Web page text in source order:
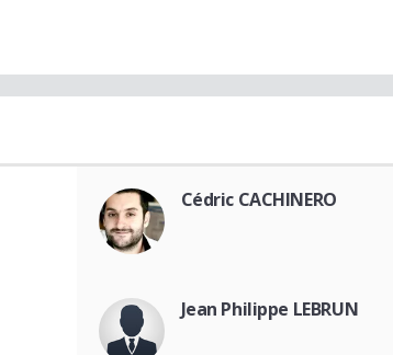
Cédric CACHINERO
Jean Philippe LEBRUN